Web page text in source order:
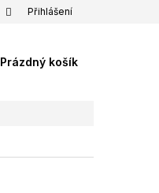
Přihlášení
NÁKUPNÍ
Prázdný košík